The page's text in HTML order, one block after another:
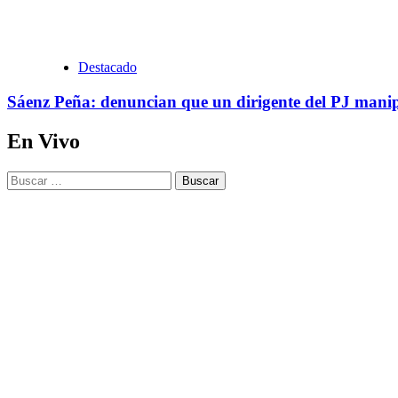
Destacado
Sáenz Peña: denuncian que un dirigente del PJ
En Vivo
Buscar: